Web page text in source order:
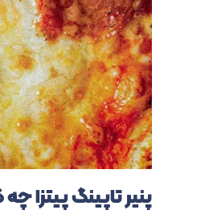
پنیر تاپینگ پیتزا